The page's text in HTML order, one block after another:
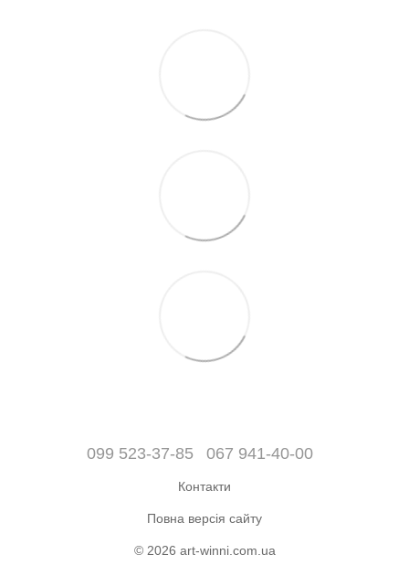
099 523-37-85 067 941-40-00
Контакти
Повна версія сайту
© 2026 art-winni.com.ua